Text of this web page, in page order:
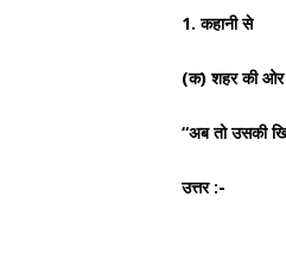
1. कहानी से
(क) शहर की ओर
“अब तो उसकी
उत्तर :-